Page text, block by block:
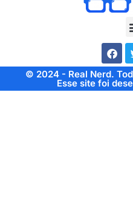
© 2024 - Real Nerd.
Esse site foi